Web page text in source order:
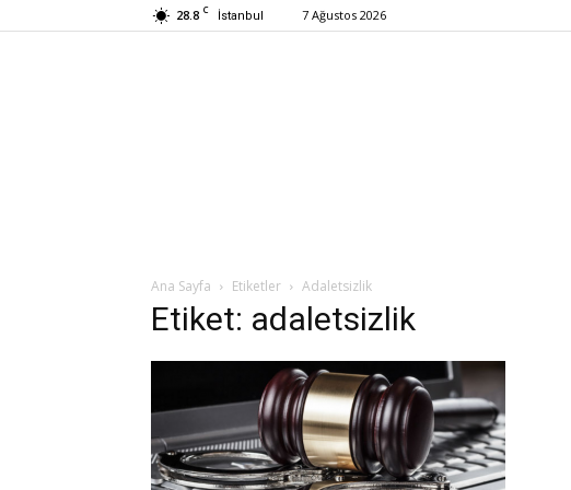
28.8 C İstanbul 7 Ağustos 2026
Ana Sayfa Etiketler Adaletsizlik
Etiket: adaletsizlik